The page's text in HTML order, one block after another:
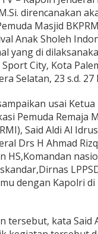
s
i
n
P
e
m
u
d
M
a
s
j
i
d
d
i
P
e
m
direncanakan
Masjid
Anak Sholeh
yang di
City, Kota
Selatan, 23 s.d. 27
usai Ketua
Pemuda Remaja
Said Aldi Al
Drs H Ahmad
HS,Komandan
dengan Kapolri di
tersebut, kata Said